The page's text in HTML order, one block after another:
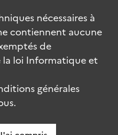
nécessaires à
contiennent aucune
de
loi Informatique et
générales